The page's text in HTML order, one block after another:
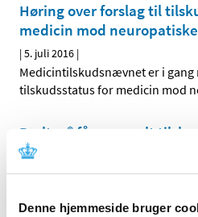
Denne hjemmeside bruger
Høring over forslag til
medicin mod
|5. juli 2016 |
Medicintilskudsnævnet er i gang
tilskudsstatus for medicin mod
Braltus® får generelt
|4. juli 2016
Lægemiddelstyrelsen har